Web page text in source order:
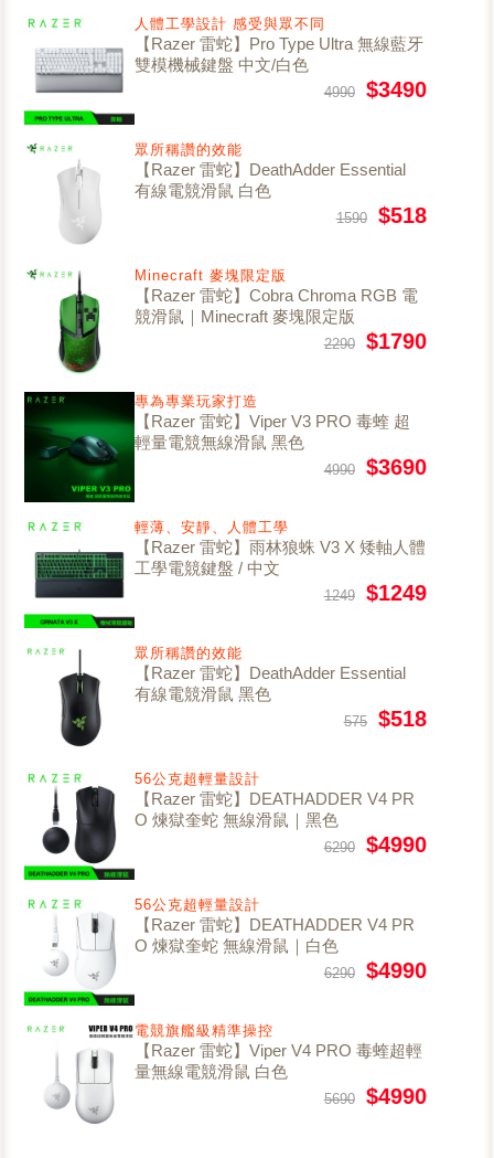
人體工學設計 感受與眾不同
【Razer 雷蛇】Pro Type Ultra 無線藍牙
雙模機械鍵盤 中文/白色
4990 $3490
眾所稱讚的效能
【Razer 雷蛇】DeathAdder Essential
有線電競滑鼠 白色
1590 $518
Minecraft 麥塊限定版
【Razer 雷蛇】Cobra Chroma RGB 電
競滑鼠｜Minecraft 麥塊限定版
2290 $1790
專為專業玩家打造
【Razer 雷蛇】Viper V3 PRO 毒蝰 超
輕量電競無線滑鼠 黑色
4990 $3690
輕薄、安靜、人體工學
【Razer 雷蛇】雨林狼蛛 V3 X 矮軸人體
工學電競鍵盤 / 中文
1249 $1249
眾所稱讚的效能
【Razer 雷蛇】DeathAdder Essential
有線電競滑鼠 黑色
575 $518
56公克超輕量設計
【Razer 雷蛇】DEATHADDER V4 PR
O 煉獄奎蛇 無線滑鼠｜黑色
6290 $4990
56公克超輕量設計
【Razer 雷蛇】DEATHADDER V4 PR
O 煉獄奎蛇 無線滑鼠｜白色
6290 $4990
電競旗艦級精準操控
【Razer 雷蛇】Viper V4 PRO 毒蝰超輕
量無線電競滑鼠 白色
5690 $4990